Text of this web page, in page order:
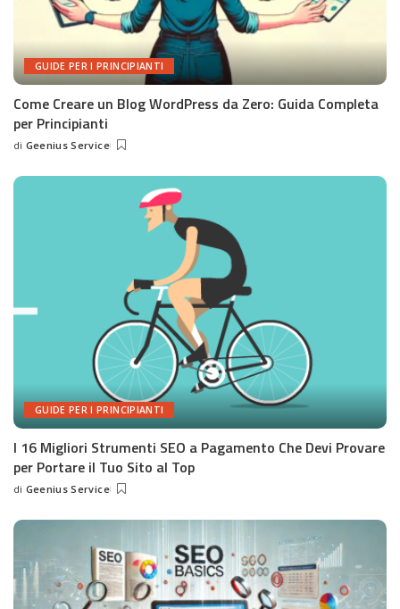
GUIDE PER I PRINCIPIANTI
Come Creare un Blog WordPress da Zero: Guida Completa
per Principianti
Posted
di Geenius Service
GUIDE PER I PRINCIPIANTI
I 16 Migliori Strumenti SEO a Pagamento Che Devi Provare
per Portare il Tuo Sito al Top
Posted
di Geenius Service